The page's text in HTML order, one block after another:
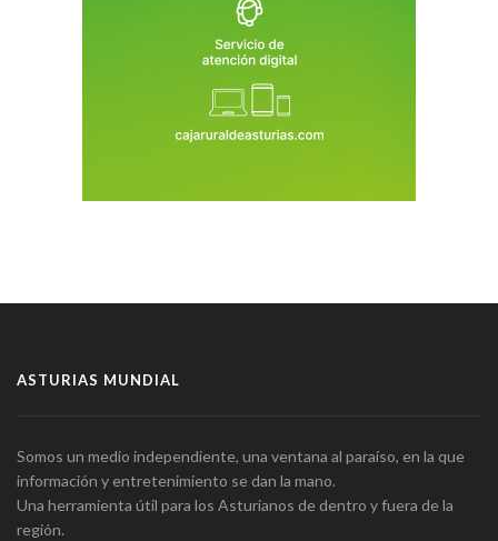
ASTURIAS MUNDIAL
Somos un medio independiente, una ventana al paraíso, en la que
información y entretenimiento se dan la mano.
Una herramienta útil para los Asturianos de dentro y fuera de la
región.